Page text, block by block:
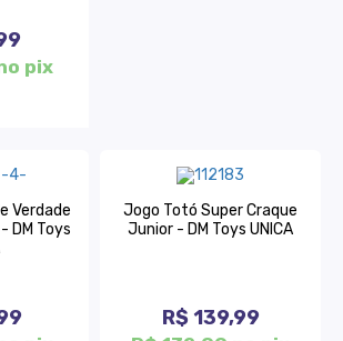
pix
Verdade
DM Toys
Jogo Totó Super Craque
Junior - DM Toys UNICA
R$ 139,99